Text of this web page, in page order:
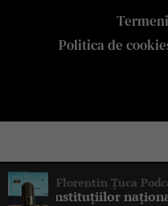
Politica de
Florentin Țuca
naționale? |
Florentin Țuca
Ce pierdem